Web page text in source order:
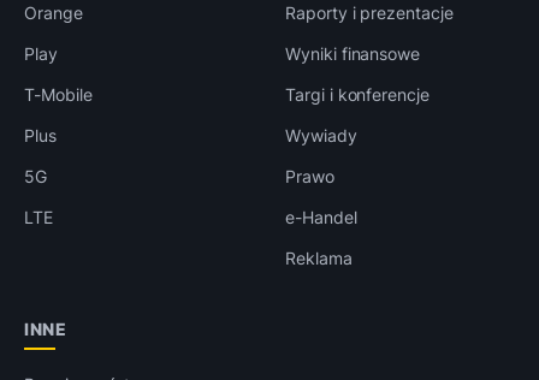
Orange
Play
T-Mobile
Plus
5G
LTE
Raporty i prezentacje
Wyniki finansowe
Targi i konferencje
Wywiady
Prawo
e-Handel
Reklama
INNE